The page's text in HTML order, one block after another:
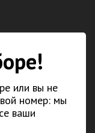
или вы не
номер: мы
ваши